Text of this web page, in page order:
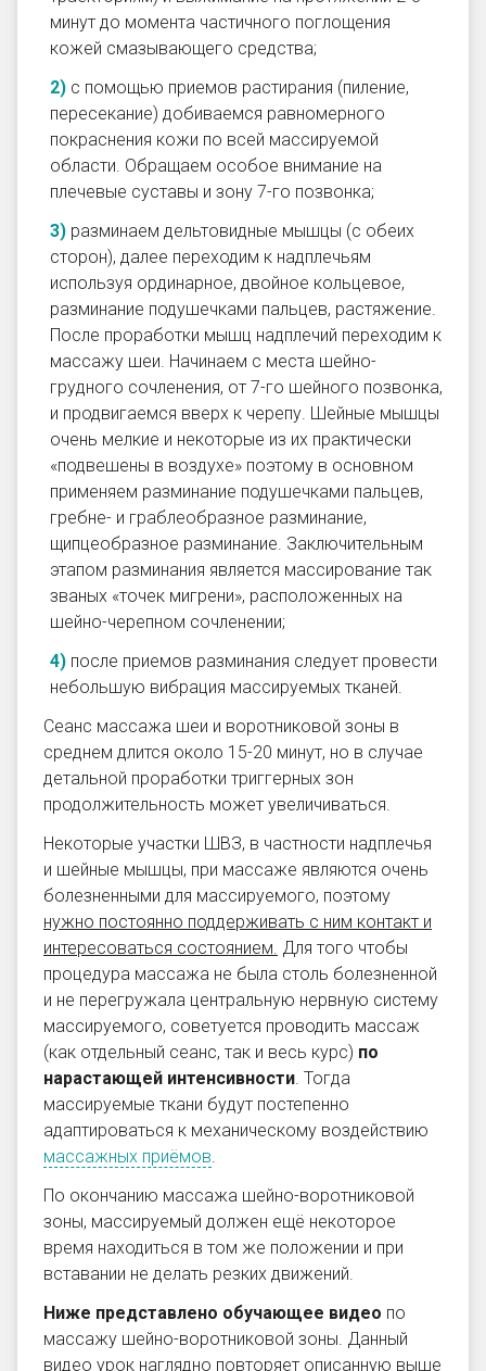
минут до момента частичного поглощения
кожей смазывающего средства;
с помощью приемов растирания (пиление,
пересекание) добиваемся равномерного
покраснения кожи по всей массируемой
области. Обращаем особое внимание на
плечевые суставы и зону 7-го позвонка;
разминаем дельтовидные мышцы (с обеих
сторон), далее переходим к надплечьям
используя ординарное, двойное кольцевое,
разминание подушечками пальцев, растяжение.
После проработки мышц надплечий переходим к
массажу шеи. Начинаем с места шейно-
грудного сочленения, от 7-го шейного позвонка,
и продвигаемся вверх к черепу. Шейные мышцы
очень мелкие и некоторые из их практически
«подвешены в воздухе» поэтому в основном
применяем разминание подушечками пальцев,
гребне- и граблеобразное разминание,
щипцеобразное разминание. Заключительным
этапом разминания является массирование так
званых «точек мигрени», расположенных на
шейно-черепном сочленении;
после приемов разминания следует провести
небольшую вибрация массируемых тканей.
Сеанс массажа шеи и воротниковой зоны в
среднем длится около 15-20 минут, но в случае
детальной проработки триггерных зон
продолжительность может увеличиваться.
Некоторые участки ШВЗ, в частности надплечья
и шейные мышцы, при массаже являются очень
болезненными для массируемого, поэтому
нужно постоянно поддерживать с ним контакт и
интересоваться состоянием. Для того чтобы
процедура массажа не была столь болезненной
и не перегружала центральную нервную систему
массируемого, советуется проводить массаж
(как отдельный сеанс, так и весь курс) по
нарастающей интенсивности. Тогда
массируемые ткани будут постепенно
адаптироваться к механическому воздействию
массажных приёмов.
По окончанию массажа шейно-воротниковой
зоны, массируемый должен ещё некоторое
время находиться в том же положении и при
вставании не делать резких движений.
Ниже представлено обучающее видео по
массажу шейно-воротниковой зоны. Данный
видео урок наглядно повторяет описанную выше